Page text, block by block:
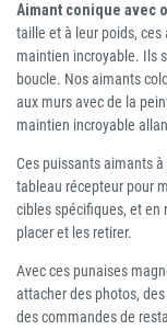
Aimant conique avec
taille et à leur poids,
maintien incroyable. Ils
boucle. Nos aimants
aux murs avec de la
maintien incroyable
Ces puissants aimants
tableau récepteur pour
cibles spécifiques, et en
placer et les retirer.
Avec ces punaises
attacher des photos,
des commandes de